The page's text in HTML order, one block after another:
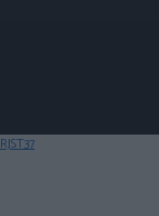
RJST37